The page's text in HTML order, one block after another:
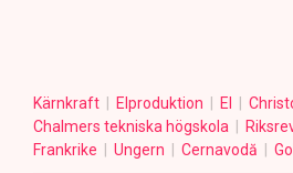
Kärnkraft Elproduktion El
Chalmers tekniska högskola
Frankrike
Ungern Cernavodă